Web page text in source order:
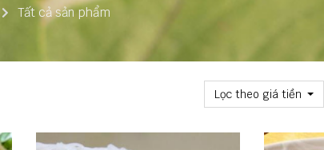
Tất cả sản phẩm
Lọc theo giá tiền